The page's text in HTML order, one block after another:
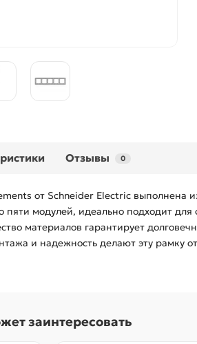
Отзывы 0
от Schneider Electric
пяти модулей, идеально подходит
материалов гарантирует
и надежность делают эту
заинтересовать